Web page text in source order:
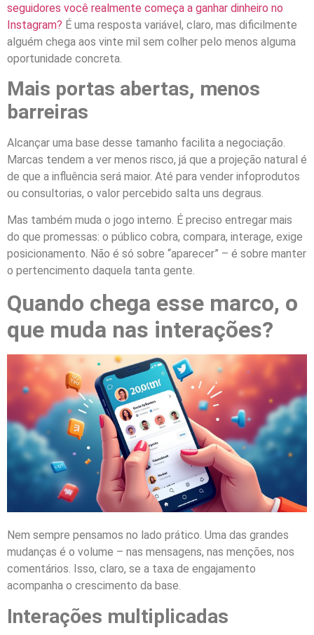
seguidores você realmente começa a ganhar dinheiro no
Instagram? É uma resposta variável, claro, mas dificilmente
alguém chega aos vinte mil sem colher pelo menos alguma
oportunidade concreta.
Mais portas abertas, menos
barreiras
Alcançar uma base desse tamanho facilita a negociação.
Marcas tendem a ver menos risco, já que a projeção natural é
de que a influência será maior. Até para vender infoprodutos
ou consultorias, o valor percebido salta uns degraus.
Mas também muda o jogo interno. É preciso entregar mais
do que promessas: o público cobra, compara, interage, exige
posicionamento. Não é só sobre “aparecer” – é sobre manter
o pertencimento daquela tanta gente.
Quando chega esse marco, o
que muda nas interações?
Nem sempre pensamos no lado prático. Uma das grandes
mudanças é o volume – nas mensagens, nas menções, nos
comentários. Isso, claro, se a taxa de engajamento
acompanha o crescimento da base.
Interações multiplicadas